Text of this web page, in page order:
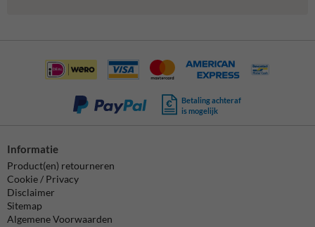
Betaling achteraf
is mogelijk
Informatie
Product(en) retourneren
Cookie / Privacy
Disclaimer
Sitemap
Algemene Voorwaarden